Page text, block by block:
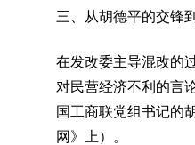
三、从胡德平的交锋
在发改委主导混改的
对民营经济不利的言
国工商联党组书记的
网》上）。